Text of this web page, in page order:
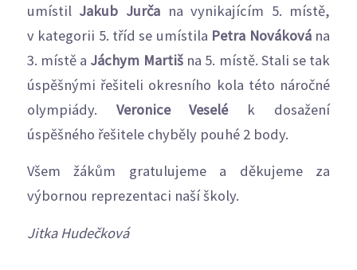
umístil Jakub Jurčana vynikajícím 5. místě,
v kategorii 5. tříd se umístila Petra Novákována
3. místě a Jáchym Martišna 5. místě. Stali se tak
úspěšnými řešiteli okresního kola této náročné
olympiády. Veronice Veselék dosažení
úspěšného řešitele chyběly pouhé 2 body.
Všem žákům gratulujeme a děkujeme za
výbornou reprezentaci naší školy.
Jitka Hudečková